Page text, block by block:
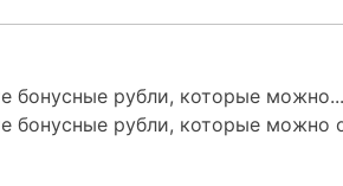
бонусные рубли, которые можно...
рубли, которые можно